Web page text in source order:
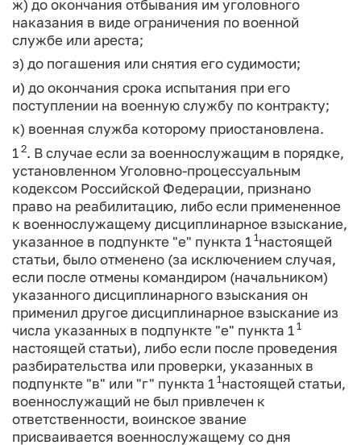
ж) до окончания отбывания им уголовного
наказания в виде ограничения по военной
службе или ареста;
з) до погашения или снятия его судимости;
и) до окончания срока испытания при его
поступлении на военную службу по контракту;
к) военная служба которому приостановлена.
1 2. В случае если за военнослужащим в порядке,
установленном Уголовно-процессуальным
кодексом Российской Федерации, признано
право на реабилитацию, либо если примененное
к военнослужащему дисциплинарное взыскание,
указанное в подпункте "е" пункта 1 1настоящей
статьи, было отменено (за исключением случая,
если после отмены командиром (начальником)
указанного дисциплинарного взыскания он
применил другое дисциплинарное взыскание из
числа указанных в подпункте "е" пункта 1 1
настоящей статьи), либо если после проведения
разбирательства или проверки, указанных в
подпункте "в" или "г" пункта 1 1настоящей статьи,
военнослужащий не был привлечен к
ответственности, воинское звание
присваивается военнослужащему со дня